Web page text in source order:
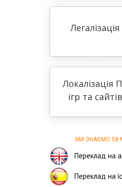
Легалізація
Локалізація
ігр та сайтів
МИ ЗНАЄМО 58
Переклад на
Переклад на